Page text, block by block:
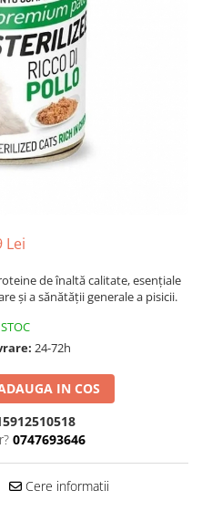
Lei
de înaltă calitate, esențiale
și a sănătății generale a pisicii.
24-72h
IN COS
0747693646
Cere informatii